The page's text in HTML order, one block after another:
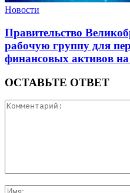
Новости
Правительство
рабочую группу для
финансовых активов
ОСТАВЬТЕ ОТВЕТ